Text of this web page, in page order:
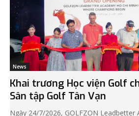
News
Khai trương Học viện Golf
Sân tập Golf Tân Vạn
Ngày 24/7/2026, GOLFZON Leadbetter